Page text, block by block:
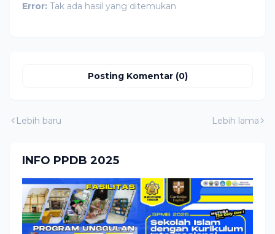
Error: Tak ada hasil yang ditemukan
Posting Komentar (0)
Lebih baru Lebih lama
INFO PPDB 2025